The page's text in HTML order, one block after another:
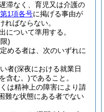
滞なく、育児又は介護の
第1項各号に掲げる事由が
ばならない。
について準用する。
)
める者は、次のいずれに
者(深夜における就業日
含む。)であること。
は精神上の障害により請
難な状態にある者でない